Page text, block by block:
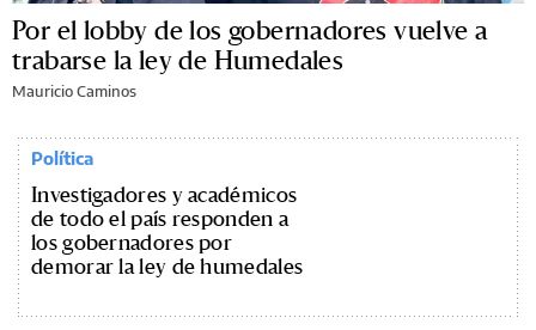
Por el lobby de los gobernadores vuelve a
trabarse la ley de Humedales
Mauricio Caminos
Política
Investigadores y académicos
de todo el país responden a
los gobernadores por
demorar la ley de humedales